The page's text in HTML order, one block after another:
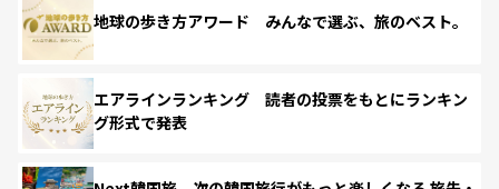
地球の歩き方アワード みんなで選ぶ、旅のベスト。
エアラインランキング 読者の投票をもとにランキン
グ形式で発表